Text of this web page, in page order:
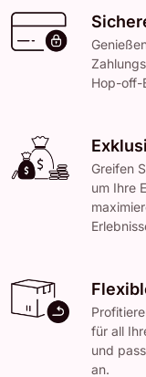
Hop-off-
Greifen
um Ihre
für all
und
an.